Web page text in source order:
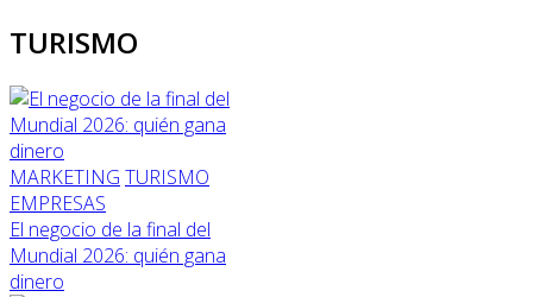
TURISMO
MARKETING TURISMO
EMPRESAS
El negocio de la final del
Mundial 2026: quién gana
dinero